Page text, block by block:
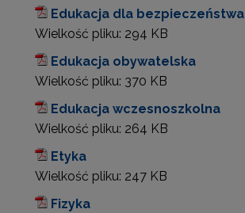
Edukacja dla bezpieczeństwa
Wielkość pliku: 294 KB
Edukacja obywatelska
Wielkość pliku: 370 KB
Edukacja wczesnoszkolna
Wielkość pliku: 264 KB
Etyka
Wielkość pliku: 247 KB
Fizyka